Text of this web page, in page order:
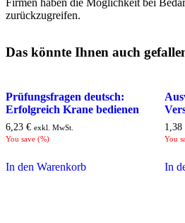
Firmen haben die Möglichkeit bei
zurückzugreifen.
Das könnte Ihnen auch
Prüfungsfragen deutsch:
Erfolgreich Krane bedienen
6,23 € exkl. MwSt.
You save (%)
In den Warenkorb
1,38
You
In